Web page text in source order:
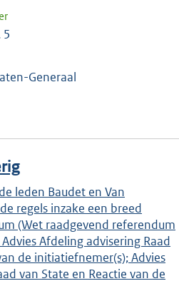
5
Generaal
leden Baudet en Van
regels inzake een breed
(Wet raadgevend referendum
Afdeling advisering Raad
de initiatiefnemer(s); Advies
van State en Reactie van de